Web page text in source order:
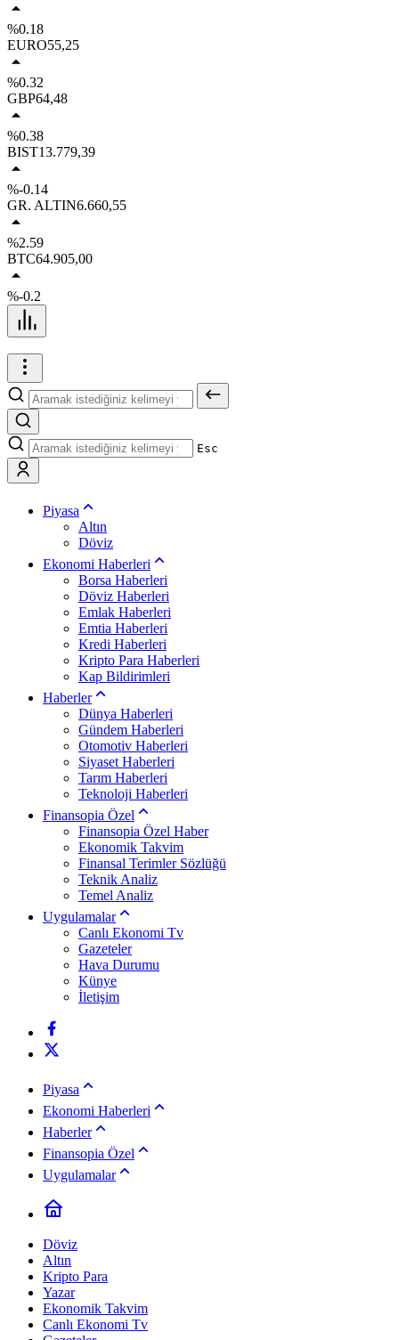
%0.18
EURO55,25
%0.32
GBP64,48
%0.38
BIST13.779,39
%-0.14
GR. ALTIN6.660,55
%2.59
BTC64.905,00
%-0.2
Esc
Piyasa
Altın
Döviz
Ekonomi Haberleri
Borsa Haberleri
Döviz Haberleri
Emlak Haberleri
Emtia Haberleri
Kredi Haberleri
Kripto Para Haberleri
Kap Bildirimleri
Haberler
Dünya Haberleri
Gündem Haberleri
Otomotiv Haberleri
Siyaset Haberleri
Tarım Haberleri
Teknoloji Haberleri
Finansopia Özel
Finansopia Özel Haber
Ekonomik Takvim
Finansal Terimler Sözlüğü
Teknik Analiz
Temel Analiz
Uygulamalar
Canlı Ekonomi Tv
Gazeteler
Hava Durumu
Künye
İletişim
Piyasa
Ekonomi Haberleri
Haberler
Finansopia Özel
Uygulamalar
Döviz
Altın
Kripto Para
Yazar
Ekonomik Takvim
Canlı Ekonomi Tv